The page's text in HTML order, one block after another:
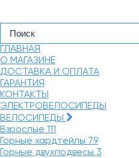
ГЛАВНАЯ
О МАГАЗИНЕ
ДОСТАВКА И ОПЛАТА
ГАРАНТИЯ
КОНТАКТЫ
ЭЛЕКТРОВЕЛОСИПЕДЫ
ВЕЛОСИПЕДЫ
Взрослые 111
Горные хардтейлы 79
Горные двухподвесы 3